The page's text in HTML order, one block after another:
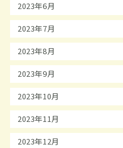
2023年6月
2023年7月
2023年8月
2023年9月
2023年10月
2023年11月
2023年12月